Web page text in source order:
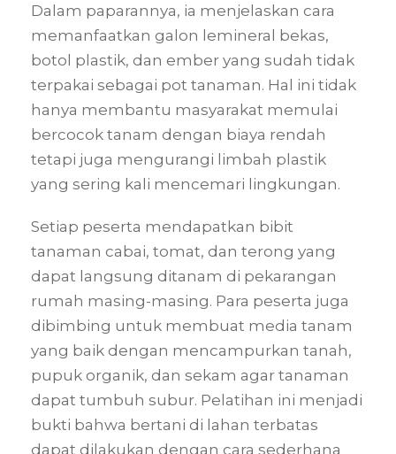
Dalam paparannya, ia menjelaskan cara
memanfaatkan galon lemineral bekas,
botol plastik, dan ember yang sudah tidak
terpakai sebagai pot tanaman. Hal ini tidak
hanya membantu masyarakat memulai
bercocok tanam dengan biaya rendah
tetapi juga mengurangi limbah plastik
yang sering kali mencemari lingkungan.
Setiap peserta mendapatkan bibit
tanaman cabai, tomat, dan terong yang
dapat langsung ditanam di pekarangan
rumah masing-masing. Para peserta juga
dibimbing untuk membuat media tanam
yang baik dengan mencampurkan tanah,
pupuk organik, dan sekam agar tanaman
dapat tumbuh subur. Pelatihan ini menjadi
bukti bahwa bertani di lahan terbatas
dapat dilakukan dengan cara sederhana